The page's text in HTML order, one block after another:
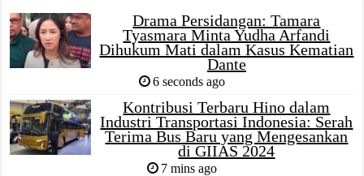
Drama Persidangan: Tamara
Tyasmara Minta Yudha Arfandi
Dihukum Mati dalam Kasus Kematian
Dante
6 seconds ago
Kontribusi Terbaru Hino dalam
Industri Transportasi Indonesia: Serah
Terima Bus Baru yang Mengesankan
di GIIAS 2024
7 mins ago